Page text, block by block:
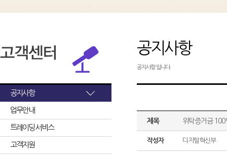
공지사항
업무안내
트레이딩 서비스
고객지원
공지사항
공지사항 입니다.
제목 위탁증거금
작성자 디지털혁신부